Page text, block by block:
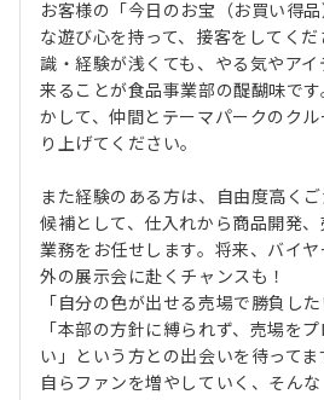
お客様の「今日のお宝（お買い得
な遊び心を持って、接客をしてく
識・経験が浅くても、やる気やア
来ることが食品事業部の醍醐味で
かして、仲間とテーマパークのク
り上げてください。
また経験のある方は、自由度高く
候補として、仕入れから商品開発
業務をお任せします。将来、バイ
外の展示会に赴くチャンスも！
「自分の色が出せる売場で勝負した
「本部の方針に縛られず、売場を
い」という方との出会いを待ってま
自らファンを増やしていく、そん